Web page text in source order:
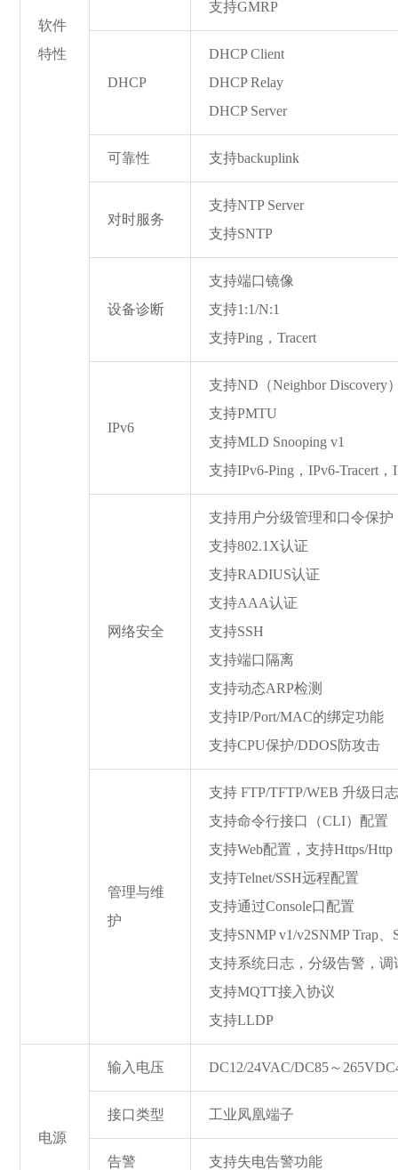
软件
特性
支持GMRP
DHCP
DHCP Client
DHCP Relay
DHCP Server
可靠性 支持backuplink
对时服务
支持NTP Server
支持SNTP
设备诊断
支持端口镜像
支持1:1/N:1
支持Ping，Tracert
IPv6
支持ND（Neighbor Discovery
支持PMTU
支持MLD Snooping v1
支持IPv6-Ping，IPv6-Tracert
网络安全
支持用户分级管理和口令保护
支持802.1X认证
支持RADIUS认证
支持AAA认证
支持SSH
支持端口隔离
支持动态ARP检测
支持IP/Port/MAC的绑定功能
支持CPU保护/DDOS防攻击
管理与维
护
支持 FTP/TFTP/WEB 升级日
支持命令行接口（CLI）配置
支持Web配置，支持Https/Http
支持Telnet/SSH远程配置
支持通过Console口配置
支持SNMP v1/v2SNMP Trap
支持系统日志，分级告警，调
支持MQTT接入协议
支持LLDP
电源
输入电压 DC12/24VAC/DC85～
接口类型 工业凤凰端子
告警 支持失电告警功能